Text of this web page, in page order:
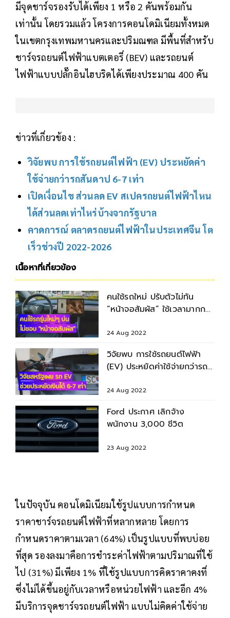
มีจุดชาร์จรองรับได้เพียง 1 หรือ 2 คันพร้อมกัน
เท่านั้น โดยรวมแล้ว โครงการคอนโดมิเนียมทั้งหมด
ในเขตกรุงเทพมหานครและปริมณฑล มีพื้นที่สำหรับ
ชาร์จรถยนต์ไฟฟ้าแบตเตอรี่ (BEV) และรถยนต์
ไฟฟ้าแบบปลั๊กอินไฮบริดได้เพียงประมาณ 400 คัน
ข่าวที่เกี่ยวข้อง :
วิจัยพบ การใช้รถยนต์ไฟฟ้า (EV) ประหยัดค่า
ใช้จ่ายกว่ารถสันดาป 6-7 เท่า
เปิดเงื่อนไข ส่วนลด EV สเปครถยนต์ไฟฟ้าไหน
ได้ส่วนลดเท่าไหร่บ้างจากรัฐบาล
คาดการณ์ ตลาดรถยนต์ไฟฟ้าในประเทศจีน โต
เร็วช่วงปี 2022-2026
เนื้อหาที่เกี่ยวข้อง
คนใช้รถใหม่ ปรับตัวไม่ทัน
“หน้าจอสัมผัส” ใช้เวลามากกว่า
24 Aug 2022
วิจัยพบ การใช้รถยนต์ไฟฟ้า
(EV) ประหยัดค่าใช้จ่ายกว่ารถ
24 Aug 2022
Ford ประกาศ เลิกจ้าง
พนักงาน 3,000 ชีวิต
23 Aug 2022
ในปัจจุบัน คอนโดมิเนียมใช้รูปแบบการกำหนด
ราคาชาร์จรถยนต์ไฟฟ้าที่หลากหลาย โดยการ
กำหนดราคาตามเวลา (64%) เป็นรูปแบบที่พบบ่อย
ที่สุด รองลงมาคือการชำระค่าไฟฟ้าตามปริมาณที่ใช้
ไป (31%) มีเพียง 1% ที่ใช้รูปแบบการคิดราคาคงที่
ซึ่งไม่ได้ขึ้นอยู่กับเวลาหรือหน่วยไฟฟ้า และอีก 4%
มีบริการจุดชาร์จรถยนต์ไฟฟ้า แบบไม่คิดค่าใช้จ่าย